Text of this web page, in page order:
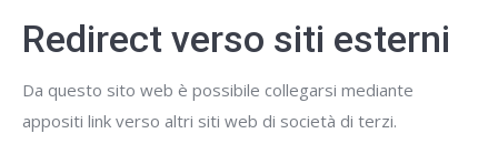
Redirect verso siti esterni
Da questo sito web è possibile collegarsi mediante
appositi link verso altri siti web di società di terzi.